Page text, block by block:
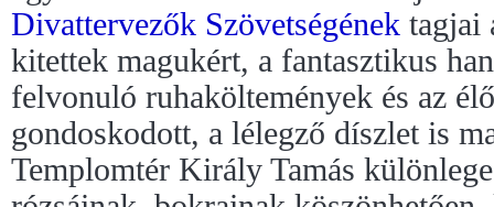
Divattervezők Szövetségének tagjai
kitettek magukért, a fantasztikus
felvonuló ruhaköltemények és az
gondoskodott, a lélegző díszlet is
Templomtér Király Tamás